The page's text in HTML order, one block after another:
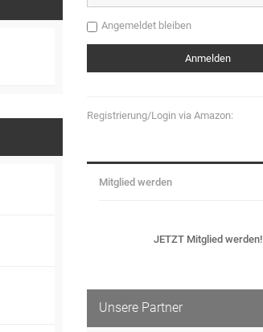
Angemeldet bleiben
Registrierung/Login via Amazon:
Mitglied werden
JETZT Mitglied werden!
Unsere Partner